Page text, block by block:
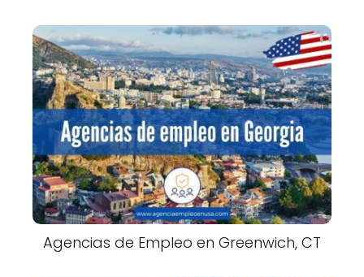
Agencias de Empleo en Greenwich, CT